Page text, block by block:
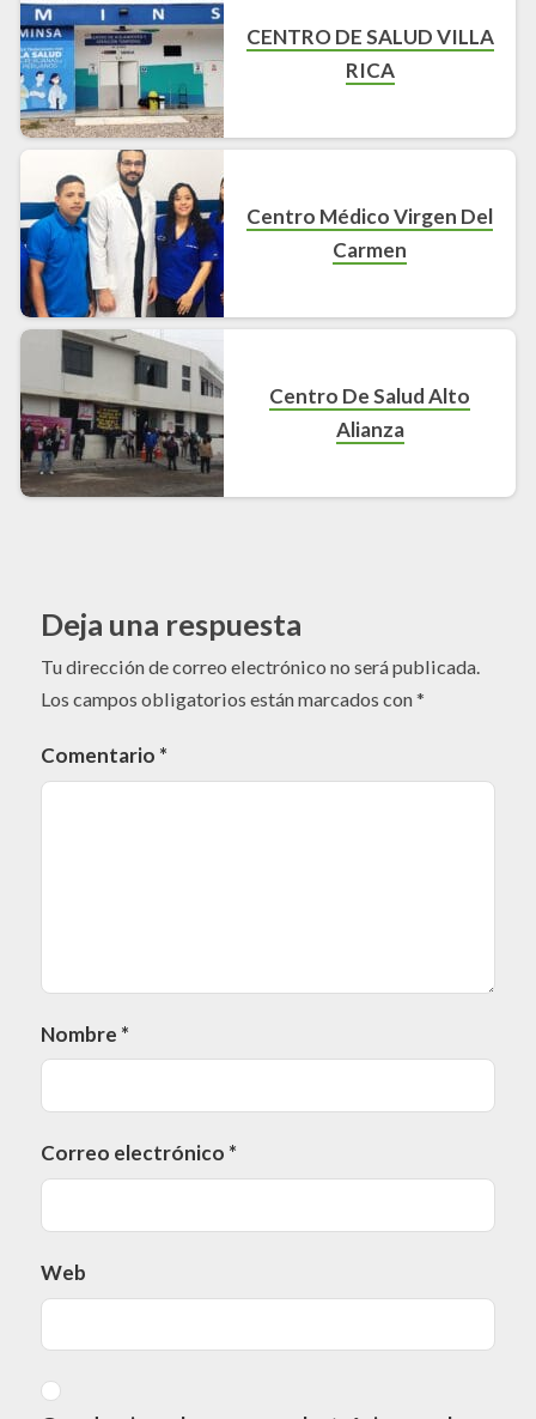
CENTRO DE SALUD VILLA
RICA
Centro Médico Virgen Del
Carmen
Centro De Salud Alto
Alianza
Deja una respuesta
Tu dirección de correo electrónico no será publicada.
Los campos obligatorios están marcados con*
Comentario *
Nombre *
Correo electrónico *
Web